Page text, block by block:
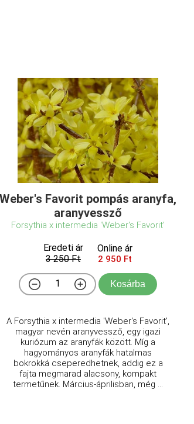
Weber's Favorit pompás aranyfa,
aranyvessző
Forsythia x intermedia 'Weber's Favorit'
Eredeti ár
3 250 Ft
Online ár
2 950 Ft
Kosárba
A Forsythia x intermedia 'Weber's Favorit',
magyar nevén aranyvessző, egy igazi
kuriózum az aranyfák között. Míg a
hagyományos aranyfák hatalmas
bokrokká cseperedhetnek, addig ez a
fajta megmarad alacsony, kompakt
termetűnek. Március-áprilisban, még ...